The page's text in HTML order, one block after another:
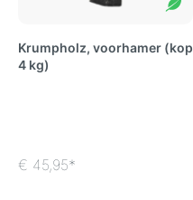
Krumpholz, voorhamer (kop
4 kg)
€ 45,95*